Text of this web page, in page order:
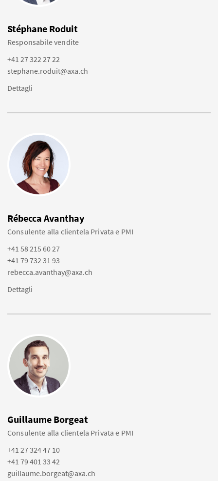
Stéphane Roduit
Responsabile vendite
+41 27 322 27 22
stephane.roduit@axa.ch
Dettagli
Rébecca Avanthay
Consulente alla clientela Privata e PMI
+41 58 215 60 27
+41 79 732 31 93
rebecca.avanthay@axa.ch
Dettagli
Guillaume Borgeat
Consulente alla clientela Privata e PMI
+41 27 324 47 10
+41 79 401 33 42
guillaume.borgeat@axa.ch